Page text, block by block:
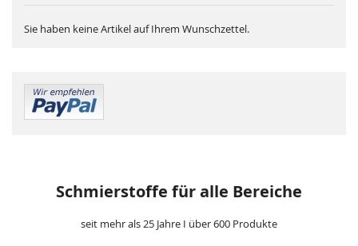
Sie haben keine Artikel auf Ihrem Wunschzettel.
Schmierstoffe für alle Bereiche
seit mehr als 25 Jahre I über 600 Produkte